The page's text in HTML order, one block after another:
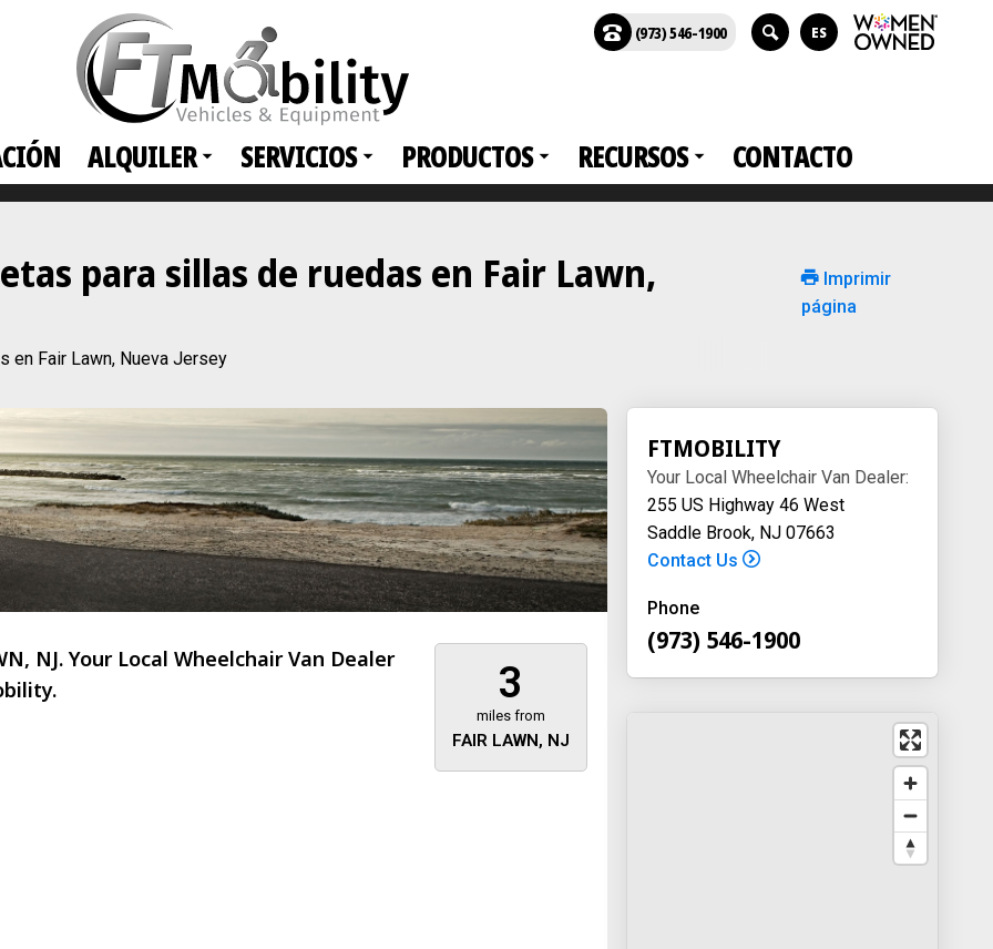
ALQUILER SERVICIOS PRODUCTOS RECURSOS CONTACTO
(973) 546-1900 ES
para sillas de ruedas en Fair Lawn,
en Fair Lawn, Nueva Jersey
Imprimir
página
3
miles from
FAIR LAWN, NJ
NJ. Your Local Wheelchair Van Dealer
FTMOBILITY
Your Local Wheelchair Van Dealer:
255 US Highway 46 West
Saddle Brook, NJ 07663
Contact Us
Phone
(973) 546-1900
FTMobility
About 473 miles away